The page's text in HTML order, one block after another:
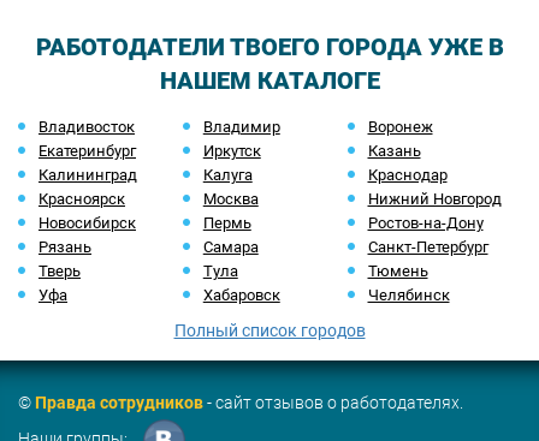
РАБОТОДАТЕЛИ ТВОЕГО ГОРОДА УЖЕ В
НАШЕМ КАТАЛОГЕ
Владивосток Владимир
Воронеж
Екатеринбург
Иркутск
Казань
Калининград
Калуга
Краснодар
Красноярск
Москва
Нижний Новгород
Новосибирск
Пермь
Ростов-на-Дону
Рязань
Самара
Санкт-Петербург
Тверь
Тула
Тюмень
Уфа
Хабаровск Челябинск
Полный список городов
©Правда сотрудников- сайт отзывов о работодателях.